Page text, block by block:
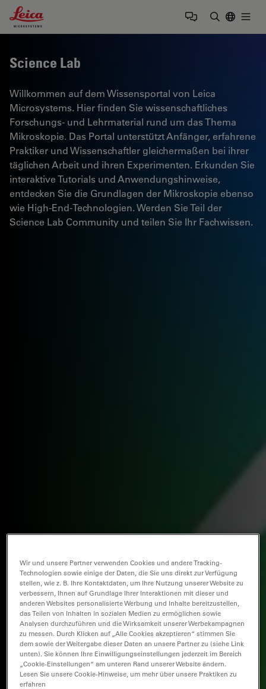
Leica Microsystems Logo
Science Lab
Willkommen auf dem Wissensportal von Leica
Microsystems. Hier finden Sie wissenschaftliches
Forschungs- und Lehrmaterial rund um das Thema
Mikroskopie. Das Portal unterstützt Anfänger, erfahrene
Praktiker und Wissenschaftler gleichermaßen bei ihrer
täglichen Arbeit und ihren Experimenten. Erkunden Sie
interaktive Tutorials und Anwendungshinweise,
entdecken Sie die Grundlagen der Mikroskopie ebenso
wie High-End-Technologien. Werden Sie Teil der
Science Lab Community und teilen Sie Ihr Fachwissen.
Wir und unsere Partner verwenden Cookies und andere Tracking-
Technologien sowie einige der Daten, die Sie uns direkt zur Verfügung
stellen, wie z. B. Ihre Kontaktdaten, um Ihre Nutzung unserer Website zu
verbessern, Ihnen auf Grundlage Ihrer Interaktionen mit dieser und
anderen Websites personalisierte Werbung und Inhalte bereitzustellen,
das Teilen von Inhalten in sozialen Medien zu ermöglichen sowie
Analysen durchzuführen und die Wirksamkeit unserer Werbekampagnen
zu messen. Durch Klicken auf „Alle Cookies akzeptieren“ stimmen Sie
dem sowie der Weitergabe dieser Daten an unsere Partner zu (siehe Link
unten). Sie können Ihre Einwilligungseinstellungen jederzeit im Bereich
„Cookie-Einstellungen“ am unteren Rand unserer Website ändern.
Lesen Sie unsere Cookie-Hinweise, um mehr über unsere Praktiken zu
erfahren